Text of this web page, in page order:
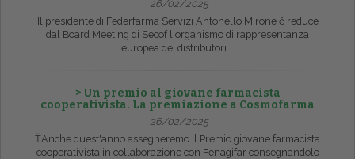
26/02/2025
Il presidente di Federfarma Servizi Antonello Mirone č reduce
dal Board Meeting di Secof l'organismo di rappresentanza
europea dei distributori...
> Un premio al giovane farmacista
cooperativista. La premiazione a Cosmofarma
26/02/2025
ŤAnche quest'anno assegneremo il Premio giovane farmacista
cooperativista in collaborazione con Fenagifar consegnandolo